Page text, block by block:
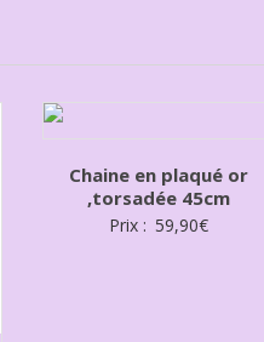
Chaine en plaqué or
,torsadée 45cm
Prix : 59,90€